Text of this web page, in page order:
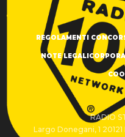
REGOLAMENTI
NOTE LEGALI
RADIO
Largo Donegani, 1 20121